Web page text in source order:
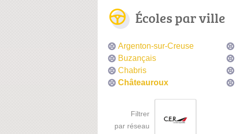
Écoles par ville
Argenton-sur-Creuse
Buzançais
Chabris
Châteauroux
Filtrer
par réseau